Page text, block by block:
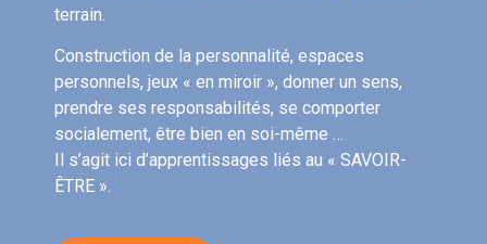
terrain.
Construction de la personnalité, espaces
personnels, jeux « en miroir », donner un sens,
prendre ses responsabilités, se comporter
socialement, être bien en soi-même …
Il s’agit ici d’apprentissages liés au « SAVOIR-
ÊTRE ».